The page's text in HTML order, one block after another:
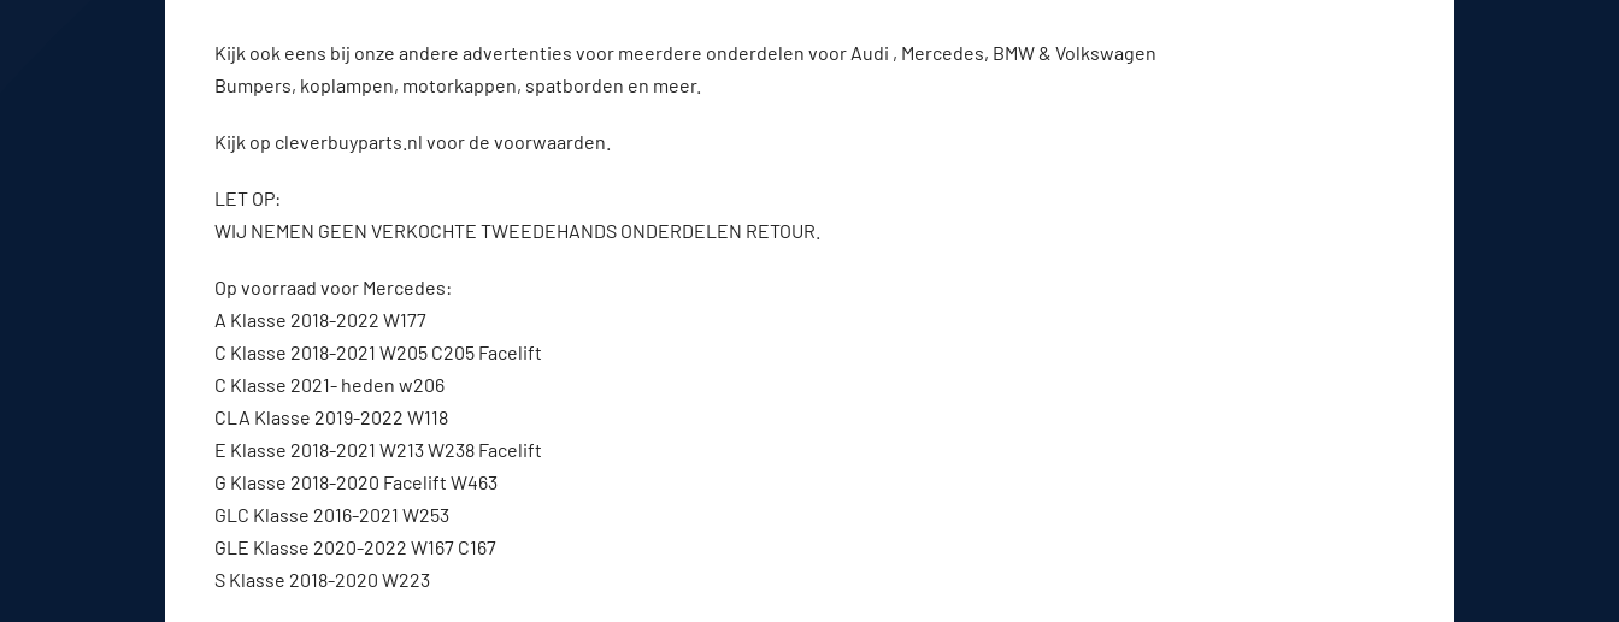
Kijk ook eens bij onze andere advertenties voor meerdere onderdelen voor Audi , Mercedes, BMW & Volkswagen
Bumpers, koplampen, motorkappen, spatborden en meer.
Kijk op cleverbuyparts.nl voor de voorwaarden.
LET OP:
WIJ NEMEN GEEN VERKOCHTE TWEEDEHANDS ONDERDELEN RETOUR.
Op voorraad voor Mercedes:
A Klasse 2018-2022 W177
C Klasse 2018-2021 W205 C205 Facelift
C Klasse 2021- heden w206
CLA Klasse 2019-2022 W118
E Klasse 2018-2021 W213 W238 Facelift
G Klasse 2018-2020 Facelift W463
GLC Klasse 2016-2021 W253
GLE Klasse 2020-2022 W167 C167
S Klasse 2018-2020 W223